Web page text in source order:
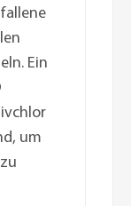
Ein
um